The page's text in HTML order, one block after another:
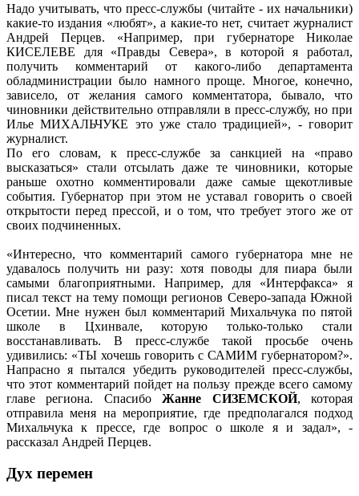
Надо учитывать, что пресс-службы (читайте - их начальники)
какие-то издания «любят», а какие-то нет, считает журналист
Андрей Перцев. «Например, при губернаторе Николае
КИСЕЛЕВЕ для «Правды Севера», в которой я работал,
получить комментарий от какого-либо департамента
обладминистрации было намного проще. Многое, конечно,
зависело, от желания самого комментатора, бывало, что
чиновники действительно отправляли в пресс-службу, но при
Илье МИХАЛЬЧУКЕ это уже стало традицией», - говорит
журналист.
По его словам, к пресс-службе за санкцией на «право
высказаться» стали отсылать даже те чиновники, которые
раньше охотно комментировали даже самые щекотливые
события. Губернатор при этом не уставал говорить о своей
открытости перед прессой, и о том, что требует этого же от
своих подчиненных.
«Интересно, что комментарий самого губернатора мне не
удавалось получить ни разу: хотя поводы для пиара были
самыми благоприятными. Например, для «Интерфакса» я
писал текст на тему помощи регионов Северо-запада Южной
Осетии. Мне нужен был комментарий Михальчука по пятой
школе в Цхинвале, которую только-только стали
восстанавливать. В пресс-службе такой просьбе очень
удивились: «ТЫ хочешь говорить с САМИМ губернатором?».
Напрасно я пытался убедить руководителей пресс-службы,
что этот комментарий пойдет на пользу прежде всего самому
главе региона. СпасибоЖанне СИЗЕМСКОЙ, которая
отправила меня на мероприятие, где предполагался подход
Михальчука к прессе, где вопрос о школе я и задал», -
рассказал Андрей Перцев.
Дух перемен